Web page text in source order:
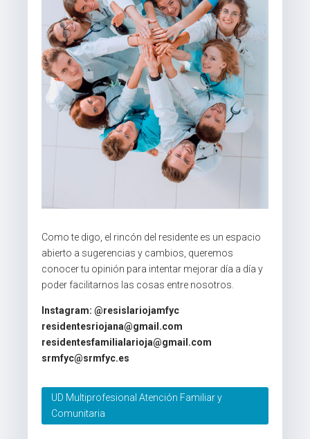
Como te digo, el rincón del residente es un espacio
abierto a sugerencias y cambios, queremos
conocer tu opinión para intentar mejorar día a día y
poder facilitarnos las cosas entre nosotros.
Instagram: @resislariojamfyc
residentesriojana@gmail.com
residentesfamilialarioja@gmail.com
srmfyc@srmfyc.es
UD Multiprofesional Atención Familiar y
Comunitaria